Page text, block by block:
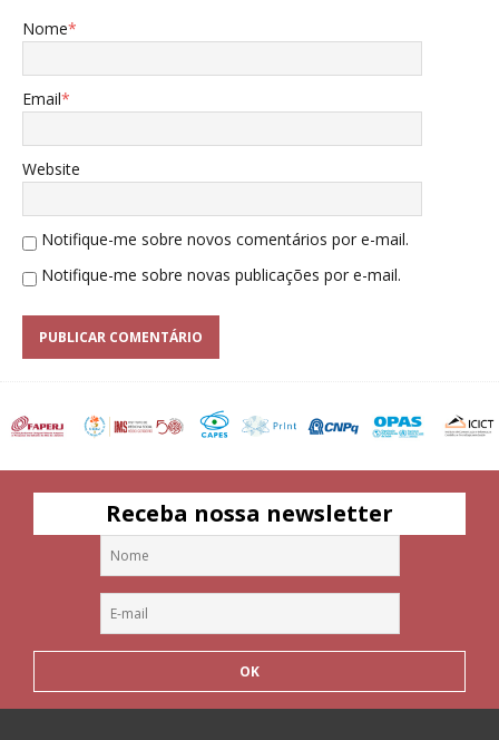
Nome*
Email*
Website
Notifique-me sobre novos comentários por e-mail.
Notifique-me sobre novas publicações por e-mail.
Receba nossa newsletter